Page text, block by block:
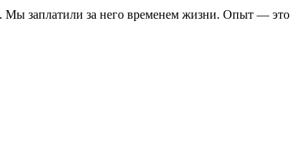
Мы заплатили за него временем жизни. Опыт — это